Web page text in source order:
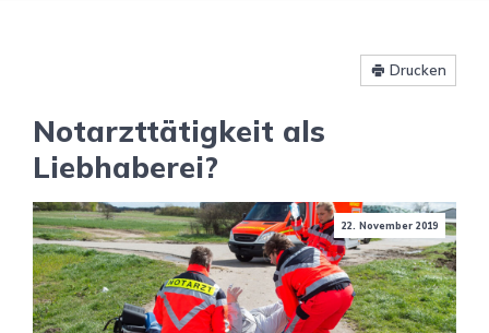
Drucken
Notarzttätigkeit als
Liebhaberei?
22. November 2019